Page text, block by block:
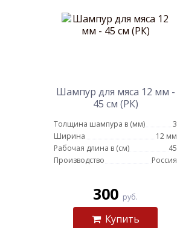
Шампур для мяса 12 мм -
45 см (РК)
Толщина шампура в (мм)
3
Ширина
12 мм
Рабочая длина в (см)
45
Производство
Россия
300 руб.
Купить